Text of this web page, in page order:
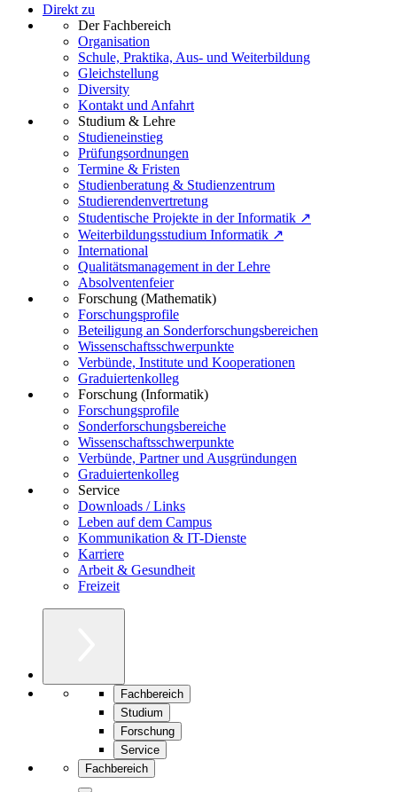
Direkt zu
Der Fachbereich
Organisation
Schule, Praktika, Aus- und Weiterbildung
Gleichstellung
Diversity
Kontakt und Anfahrt
Studium & Lehre
Studieneinstieg
Prüfungsordnungen
Termine & Fristen
Studienberatung & Studienzentrum
Studierendenvertretung
Studentische Projekte in der Informatik ↗
Weiterbildungsstudium Informatik ↗
International
Qualitätsmanagement in der Lehre
Absolventenfeier
Forschung (Mathematik)
Forschungsprofile
Beteiligung an Sonderforschungsbereichen
Wissenschaftsschwerpunkte
Verbünde, Institute und Kooperationen
Graduiertenkolleg
Forschung (Informatik)
Forschungsprofile
Sonderforschungsbereiche
Wissenschaftsschwerpunkte
Verbünde, Partner und Ausgründungen
Graduiertenkolleg
Service
Downloads / Links
Leben auf dem Campus
Kommunikation & IT-Dienste
Karriere
Arbeit & Gesundheit
Freizeit
Fachbereich
Studium
Forschung
Service
Fachbereich